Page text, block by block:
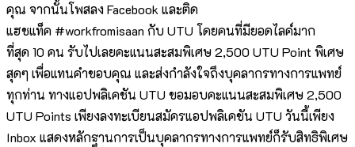
คุณ จากนั้นโพสลง Facebook และติด
แฮชแท็ค #workfromisaan กับ UTU โดยคนที่มียอดไลค์มาก
ที่สุด 10 คน รับไปเลยคะแนนสะสมพิเศษ 2,500 UTU Point พิเศษ
สุดๆ เพื่อแทนคำขอบคุณ และส่งกำลังใจถึงบุคลากรทางการแพทย์
ทุกท่าน ทางแอปพลิเคชัน UTU ขอมอบคะแนนสะสมพิเศษ 2,500
UTU Points เพียงลงทะเบียนสมัครแอปพลิเคชัน UTU วันนี้เพียง
Inbox แสดงหลักฐานการเป็นบุคลากรทางการแพทย์ก็รับสิทธิพิเศษ